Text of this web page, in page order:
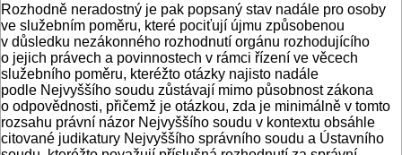
Rozhodně neradostný je pak popsaný stav nadále pro osoby
ve služebním poměru, které pociťují újmu způsobenou
v důsledku nezákonného rozhodnutí orgánu rozhodujícího
o jejich právech a povinnostech v rámci řízení ve věcech
služebního poměru, kteréžto otázky najisto nadále
podle Nejvyššího soudu zůstávají mimo působnost zákona
o odpovědnosti, přičemž je otázkou, zda je minimálně v tomto
rozsahu právní názor Nejvyššího soudu v kontextu obsáhle
citované judikatury Nejvyššího správního soudu a Ústavního